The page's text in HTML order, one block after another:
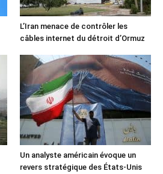
L’Iran menace de contrôler les
câbles internet du détroit d’Ormuz
Un analyste américain évoque un
revers stratégique des États-Unis